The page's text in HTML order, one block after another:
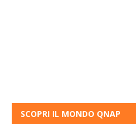
SCOPRI IL MONDO QNAP